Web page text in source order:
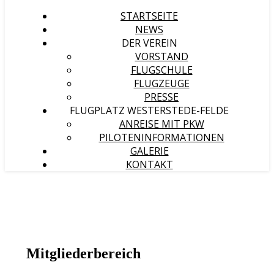
STARTSEITE
NEWS
DER VEREIN
VORSTAND
FLUGSCHULE
FLUGZEUGE
PRESSE
FLUGPLATZ WESTERSTEDE-FELDE
ANREISE MIT PKW
PILOTENINFORMATIONEN
GALERIE
KONTAKT
Mitgliederbereich